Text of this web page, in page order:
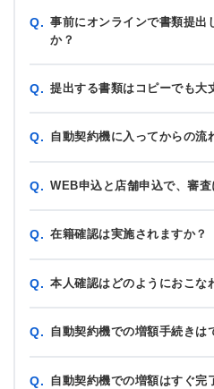
Q. 事前にオンラインで書類提出
か？
Q. 提出する書類はコピーでも大
Q. 自動契約機に入ってからの流
Q. WEB申込と店舗申込で、審
Q. 在籍確認は実施されますか？
Q. 本人確認はどのようにおこな
Q. 自動契約機での増額手続きは
Q. 自動契約機での増額はすぐ完